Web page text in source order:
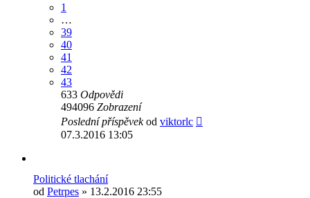
1
…
39
40
41
42
43
633 Odpovědi
494096 Zobrazení
Poslední příspěvekod viktorlc
07.3.2016 13:05
Politické tlachání
od Petrpes » 13.2.2016 23:55